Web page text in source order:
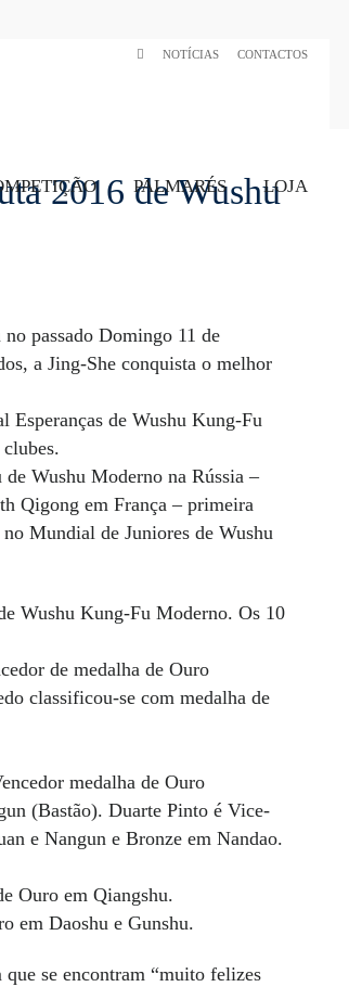
NOTÍCIAS CONTACTOS
PALMARÉS LOJA
2016 de Wushu
passado Domingo 11 de
a Jing-She conquista o melhor
Esperanças de Wushu Kung-Fu
Wushu Moderno na Rússia –
Qigong em França – primeira
Mundial de Juniores de Wushu
Wushu Kung-Fu Moderno. Os 10
de medalha de Ouro
classificou-se com medalha de
medalha de Ouro
(Bastão). Duarte Pinto é Vice-
e Nangun e Bronze em Nandao.
Ouro em Qiangshu.
em Daoshu e Gunshu.
se encontram “muito felizes